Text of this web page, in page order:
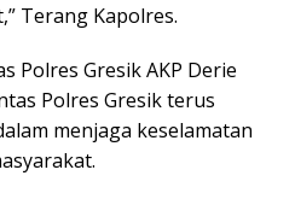
Terang Kapolres.
Polres Gresik AKP Derie
Polres Gresik terus
menjaga keselamatan